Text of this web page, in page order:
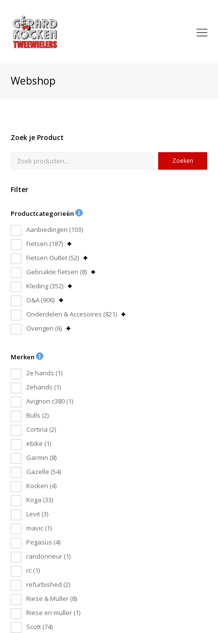
Webshop
Zoek je Product
Zoeken
Filter
Productcategorieën
Aanbiedingen (103)
Fietsen (187)
Fietsen Outlet (52)
Gebruikte fietsen (8)
Kleding (352)
O&A (906)
Onderdelen & Accesoires (821)
Overigen (6)
Merken
2e hands (1)
2ehands (1)
Avignon c380 (1)
Bulls (2)
Cortina (2)
ebike (1)
Garmin (8)
Gazelle (54)
Kocken (4)
Koga (33)
Levit (3)
mavic (1)
Pegasus (4)
randonneur (1)
rc (1)
refurbished (2)
Riese & Muller (8)
Riese en muller (1)
Scott (74)